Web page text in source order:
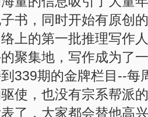
书，同时开始有原创
上的第一批推理写作
聚集地，写作成为了
339期的金牌栏目--每
使，也没有宗系帮派
了，大家都会替他高